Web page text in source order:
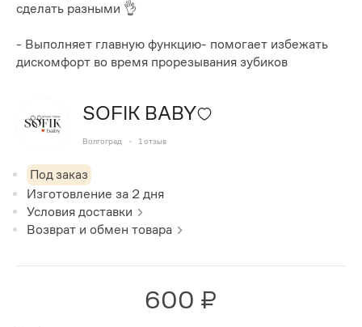
сделать разными 👌
- Выполняет главную функцию- помогает избежать
дискомфорт во время прорезывания зубиков
SOFIK BABY
Волгоград 1 отзыв
Под заказ
Изготовление за 2 дня
Условия доставки
Возврат и обмен товара
600 ₽